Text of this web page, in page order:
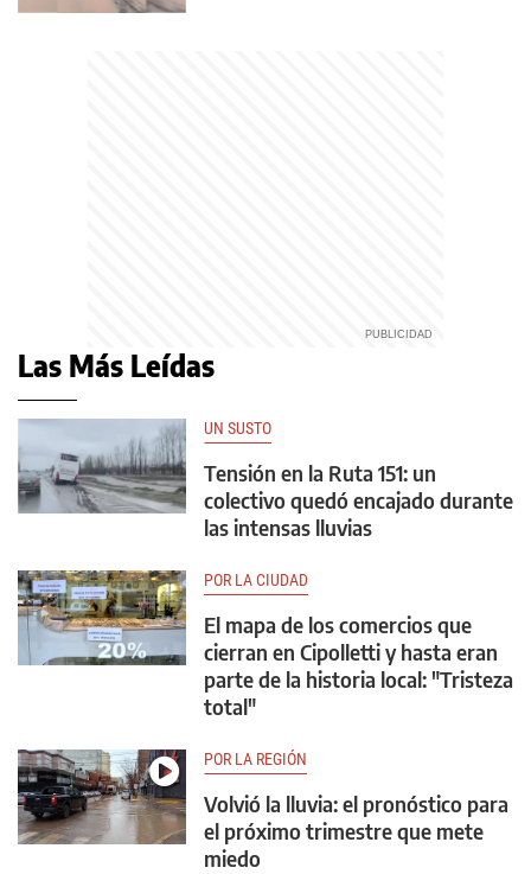
Las Más Leídas
UN SUSTO
Tensión en la Ruta 151: un
colectivo quedó encajado durante
las intensas lluvias
POR LA CIUDAD
El mapa de los comercios que
cierran en Cipolletti y hasta eran
parte de la historia local: "Tristeza
total"
POR LA REGIÓN
Volvió la lluvia: el pronóstico para
el próximo trimestre que mete
miedo